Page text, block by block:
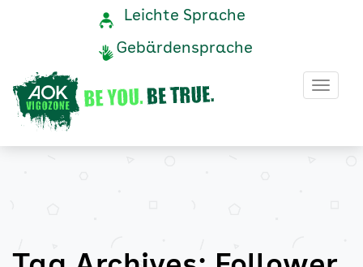
Follower
Archive
AOK
Vigozone
Navigation
Service-
Leichte Sprache
Gebärdensprache